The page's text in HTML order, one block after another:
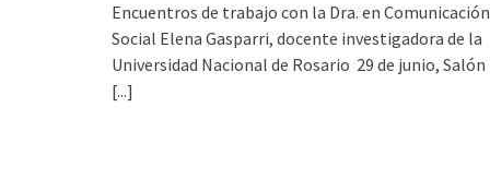
Encuentros de trabajo con la Dra. en Comunicación
Social Elena Gasparri, docente investigadora de la
Universidad Nacional de Rosario 29 de junio, Salón
[...]